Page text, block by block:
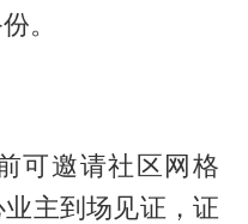
。
可邀请社区网格
主到场见证，证